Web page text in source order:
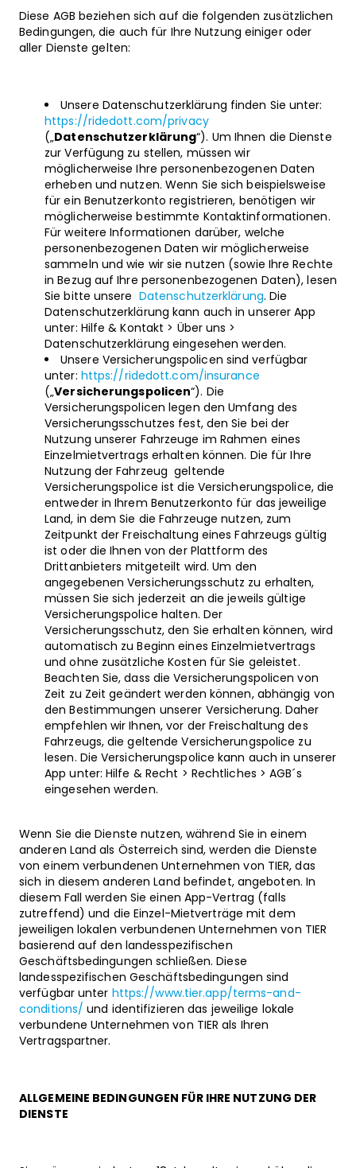
Diese AGB beziehen sich auf die folgenden zusätzlichen
Bedingungen, die auch für Ihre Nutzung einiger oder
aller Dienste gelten:
Unsere Datenschutzerklärung finden Sie unter:
https://ridedott.com/privacy
(„Datenschutzerklärung“). Um Ihnen die Dienste
zur Verfügung zu stellen, müssen wir
möglicherweise Ihre personenbezogenen Daten
erheben und nutzen. Wenn Sie sich beispielsweise
für ein Benutzerkonto registrieren, benötigen wir
möglicherweise bestimmte Kontaktinformationen.
Für weitere Informationen darüber, welche
personenbezogenen Daten wir möglicherweise
sammeln und wie wir sie nutzen (sowie Ihre Rechte
in Bezug auf Ihre personenbezogenen Daten), lesen
Sie bitte unsere Datenschutzerklärung. Die
Datenschutzerklärung kann auch in unserer App
unter: Hilfe & Kontakt > Über uns >
Datenschutzerklärung eingesehen werden.
Unsere Versicherungspolicen sind verfügbar
unter: https://ridedott.com/insurance
(„Versicherungspolicen“). Die
Versicherungspolicen legen den Umfang des
Versicherungsschutzes fest, den Sie bei der
Nutzung unserer Fahrzeuge im Rahmen eines
Einzelmietvertrags erhalten können. Die für Ihre
Nutzung der Fahrzeug geltende
Versicherungspolice ist die Versicherungspolice, die
entweder in Ihrem Benutzerkonto für das jeweilige
Land, in dem Sie die Fahrzeuge nutzen, zum
Zeitpunkt der Freischaltung eines Fahrzeugs gültig
ist ​oder die Ihnen von der Plattform des
Drittanbieters mitgeteilt wird. Um den
angegebenen Versicherungsschutz zu erhalten,
müssen Sie sich jederzeit an die jeweils gültige
Versicherungspolice halten. Der
Versicherungsschutz, den Sie erhalten können, wird
automatisch zu Beginn eines Einzelmietvertrags
und ohne zusätzliche Kosten für Sie geleistet.
Beachten Sie, dass die Versicherungspolicen von
Zeit zu Zeit geändert werden können, abhängig von
den Bestimmungen unserer Versicherung. Daher
empfehlen wir Ihnen, vor der Freischaltung des
Fahrzeugs, die geltende Versicherungspolice zu
lesen. Die Versicherungspolice kann auch in unserer
App unter: Hilfe & Recht > Rechtliches > AGB´s
eingesehen werden.
Wenn Sie die Dienste nutzen, während Sie in einem
anderen Land als Österreich sind, werden die Dienste
von einem verbundenen Unternehmen von TIER, das
sich in diesem anderen Land befindet, angeboten. In
diesem Fall werden Sie einen App-Vertrag (falls
zutreffend) und die Einzel-Mietverträge mit dem
jeweiligen lokalen verbundenen Unternehmen von TIER
basierend auf den landesspezifischen
Geschäftsbedingungen schließen. Diese
landesspezifischen Geschäftsbedingungen sind
verfügbar unter https://www.tier.app/terms-and-
conditions/ und identifizieren das jeweilige lokale
verbundene Unternehmen von TIER als Ihren
Vertragspartner.
ALLGEMEINE BEDINGUNGEN FÜR IHRE NUTZUNG DER
DIENSTE